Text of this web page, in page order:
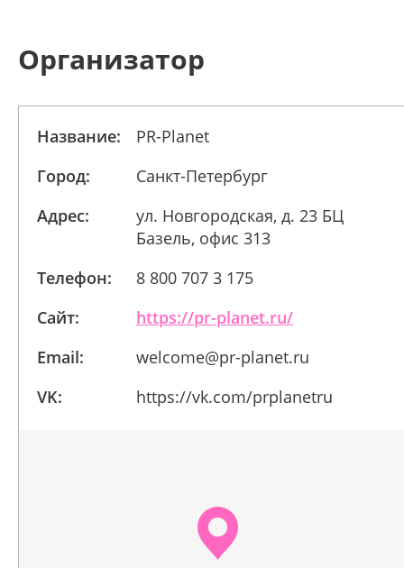
Организатор
Название:
PR-Planet
Город:
Санкт-Петербург
Адрес:
ул. Новгородская, д. 23 БЦ
Базель, офис 313
Телефон:
8 800 707 3 175
Сайт:
https://pr-planet.ru/
Email:
welcome@pr-planet.ru
VK:
https://vk.com/prplanetru